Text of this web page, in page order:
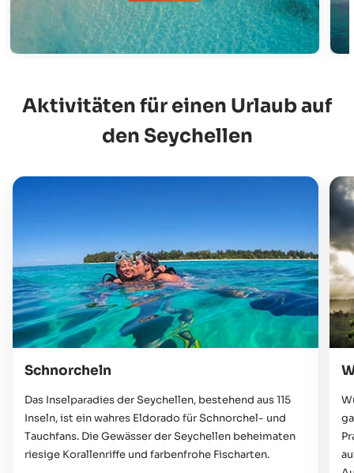
Aktivitäten für einen Urlaub auf
den Seychellen
Schnorcheln
Das Inselparadies der Seychellen, bestehend aus 115
Inseln, ist ein wahres Eldorado für Schnorchel- und
Tauchfans. Die Gewässer der Seychellen beheimaten
riesige Korallenriffe und farbenfrohe Fischarten.